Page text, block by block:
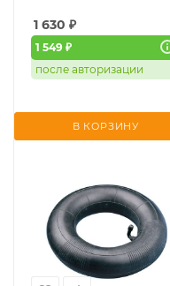
1 630 ₽
1 549 ₽
после авторизации
В КОРЗИНУ